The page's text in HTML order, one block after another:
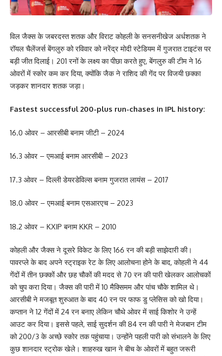
विल जैक्स के जबरदस्त शतक और विराट कोहली के सनसनीखेज अर्धशतक ने
रॉयल चैलेंजर्स बेंगलुरु को रविवार को नरेंद्र मोदी स्टेडियम में गुजरात टाइटंस पर
बड़ी जीत दिलाई। 201 रनों के लक्ष्य का पीछा करते हुए, बेंगलुरु की टीम ने 16
ओवरों में स्कोर कम कर दिया, क्योंकि जैक ने राशिद की गेंद पर विजयी छक्का
जड़कर शानदार शतक जड़ा।
Fastest successful 200-plus run-chases in IPL history:
16.0 ओवर – आरसीबी बनाम जीटी – 2024
16.3 ओवर – एमआई बनाम आरसीबी – 2023
17.3 ओवर – दिल्ली डेयरडेविल्स बनाम गुजरात लायंस – 2017
18.0 ओवर – एमआई बनाम एसआरएच – 2023
18.2 ओवर – KXIP बनाम KKR – 2010
कोहली और जैक्स ने दूसरे विकेट के लिए 166 रन की बड़ी साझेदारी की।
पावरप्ले के बाद अपने स्ट्राइक रेट के लिए आलोचना होने के बाद, कोहली ने 44
गेंदों में तीन छक्कों और छह चौकों की मदद से 70 रन की पारी खेलकर आलोचकों
को चुप करा दिया। जैक्स की पारी में 10 मैक्सिमम और पांच चौके शामिल थे।
आरसीबी ने मजबूत शुरुआत के बाद 40 रन पर फाफ डु प्लेसिस को खो दिया।
कप्तान ने 12 गेंदों में 24 रन बनाए लेकिन चौथे ओवर में साई किशोर ने उन्हें
आउट कर दिया। इससे पहले, साई सुदर्शन की 84 रन की पारी ने मेजबान टीम
को 200/3 के अच्छे स्कोर तक पहुंचाया। उन्होंने पहली पारी को संभालने के लिए
कुछ शानदार स्ट्रोक खेले। शाहरुख खान ने बीच के ओवरों में बहुत जरूरी